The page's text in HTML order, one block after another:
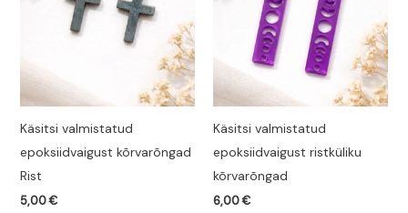
Käsitsi valmistatud
epoksiidvaigust kõrvarõngad
Rist
5,00€
Käsitsi valmistatud
epoksiidvaigust ristküliku
kõrvarõngad
6,00€